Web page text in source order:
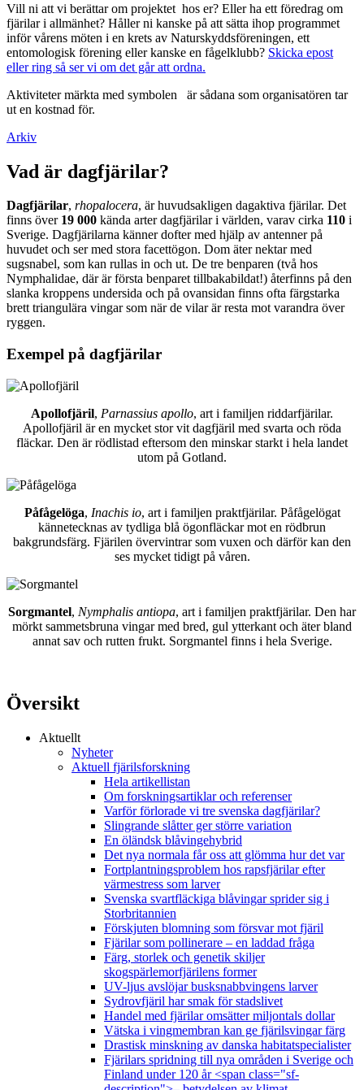
Vill ni att vi berättar om projektet hos er? Eller ha ett föredrag om
fjärilar i allmänhet? Håller ni kanske på att sätta ihop programmet
inför vårens möten i en krets av Naturskyddsföreningen, ett
entomologisk förening eller kanske en fågelklubb? Skicka epost
eller ring så ser vi om det går att ordna.
Aktiviteter märkta med symbolen
är sådana som organisatören tar
ut en kostnad för.
Arkiv
Vad är dagfjärilar?
Dagfjärilar, rhopalocera, är huvudsakligen dagaktiva fjärilar. Det
finns över 19 000 kända arter dagfjärilar i världen, varav cirka 110 i
Sverige. Dagfjärilarna känner dofter med hjälp av antenner på
huvudet och ser med stora facettögon. Dom äter nektar med
sugsnabel, som kan rullas in och ut. De tre benparen (två hos
Nymphalidae, där är första benparet tillbakabildat!) återfinns på den
slanka kroppens undersida och på ovansidan finns ofta färgstarka
brett triangulära vingar som när de vilar är resta mot varandra över
ryggen.
Exempel på dagfjärilar
Apollofjäril, Parnassius apollo, art i familjen riddarfjärilar.
Apollofjäril är en mycket stor vit dagfjäril med svarta och röda
fläckar. Den är rödlistad eftersom den minskar starkt i hela landet
utom på Gotland.
Påfågelöga, Inachis io, art i familjen praktfjärilar. Påfågelögat
kännetecknas av tydliga blå ögonfläckar mot en rödbrun
bakgrundsfärg. Fjärilen övervintrar som vuxen och därför kan den
ses mycket tidigt på våren.
Sorgmantel, Nymphalis antiopa, art i familjen praktfjärilar. Den har
mörkt sammetsbruna vingar med bred, gul ytterkant och äter bland
annat sav och rutten frukt. Sorgmantel finns i hela Sverige.
Översikt
Aktuellt
Nyheter
Aktuell fjärilsforskning
Hela artikellistan
Om forskningsartiklar och referenser
Varför förlorade vi tre svenska dagfjärilar?
Slingrande slåtter ger större variation
En öländsk blåvingehybrid
Det nya normala får oss att glömma hur det var
Fortplantningsproblem hos rapsfjärilar efter
värmestress som larver
Svenska svartfläckiga blåvingar sprider sig i
Storbritannien
Förskjuten blomning som försvar mot fjäril
Fjärilar som pollinerare – en laddad fråga
Färg, storlek och genetik skiljer
skogspärlemorfjärilens former
UV-ljus avslöjar busksnabbvingens larver
Sydrovfjäril har smak för stadslivet
Handel med fjärilar omsätter miljontals dollar
Vätska i vingmembran kan ge fjärilsvingar färg
Drastisk minskning av danska habitatspecialister
Fjärilars spridning till nya områden i Sverige och
Finland under 120 år <span class="sf-